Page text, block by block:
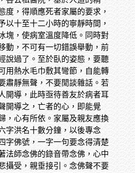
度，得順應死者家屬的要求，
以十至十二小時的寧靜時間，
塊，使病室溫度降低。同時對
動，不可有一切錯誤舉動，前
說過了。至於臥的姿態，要聽
用熱水毛巾敷其彎節，自能轉
肅靜無聲，不要閒談雜話。若
開導，此時亟待善友於病者耳
開導之，亡者的心，即能覺
，心有所依。家屬及親友應換
字洪名十數分鐘，以後專念
字佛號，一字一句要念得清楚
法師念佛的錄音帶念佛，心中
攝受，親垂接引。念佛聲不要